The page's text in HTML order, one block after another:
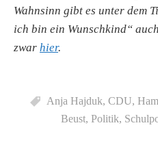
Wahnsinn gibt es unter dem
ich bin ein Wunschkind“
zwar hier.
Anja Hajduk, CDU,
Beust, Politik,